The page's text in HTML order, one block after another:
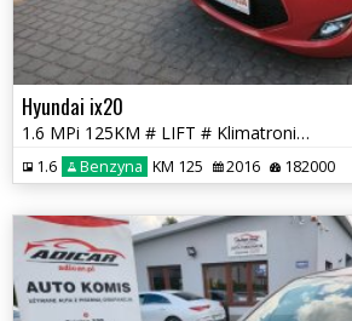
Hyundai ix20
1.6 MPi 125KM # LIFT # Klimatronik # Felga # Piękny! # GWARANCJA !!!
1.6 Benzyna KM 125 2016 182000